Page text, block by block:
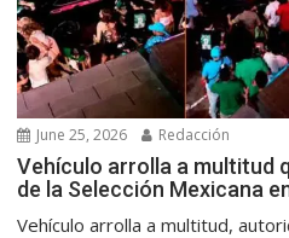
June 25, 2026 Redacción
Vehículo arrolla a multitud
de la Selección Mexicana
Vehículo arrolla a multitud,